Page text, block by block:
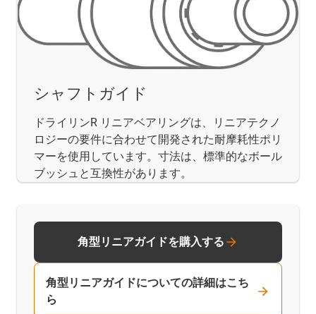
シャフトガイド
ドライリンR リニアベアリングは、リニアテクノ
ロジーの要件に合わせて開発された耐摩耗性ポリ
マーを使用しています。寸法は、標準的なボール
ブッシュと互換性があります。
角型リニアガイドを購入する
角型リニアガイドについての詳細はこち
ら